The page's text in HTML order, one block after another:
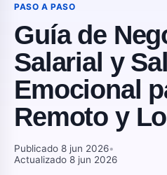
PASO A PASO
Guía de
Salarial y
Emocional
Remoto y
Publicado 8 jun 2026•
Actualizado 8 jun 2026